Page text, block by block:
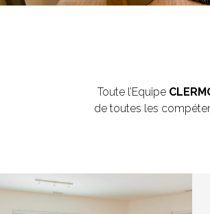
Toute l’Equipe
de toutes les